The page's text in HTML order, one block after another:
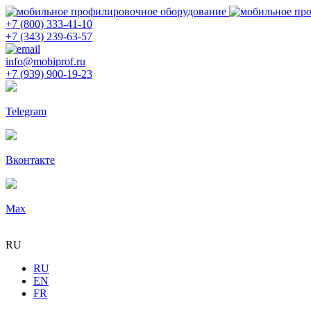
+7 (800) 333-41-10
+7 (343) 239-63-57
info@mobiprof.ru
+7 (939) 900-19-23
Telegram
Вконтакте
Max
RU
RU
EN
FR